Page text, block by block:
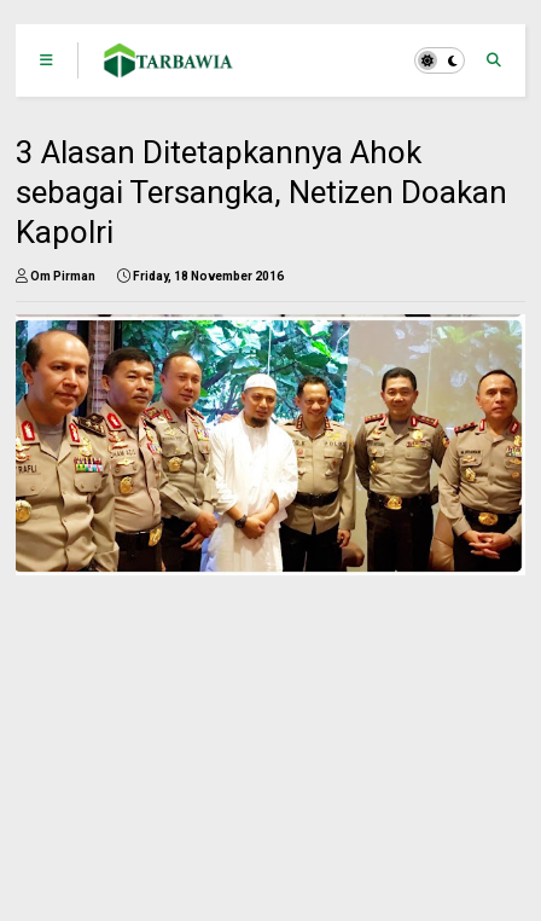
3 Alasan Ditetapkannya Ahok
sebagai Tersangka, Netizen Doakan
Kapolri
Om Pirman Friday, 18 November 2016